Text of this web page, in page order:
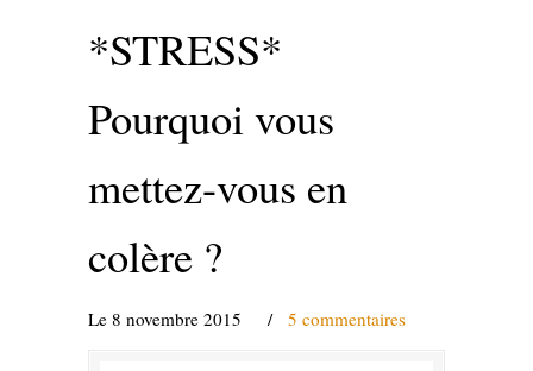
*STRESS*
Pourquoi vous
mettez-vous en
colère ?
Le 8 novembre 2015 / 5 commentaires